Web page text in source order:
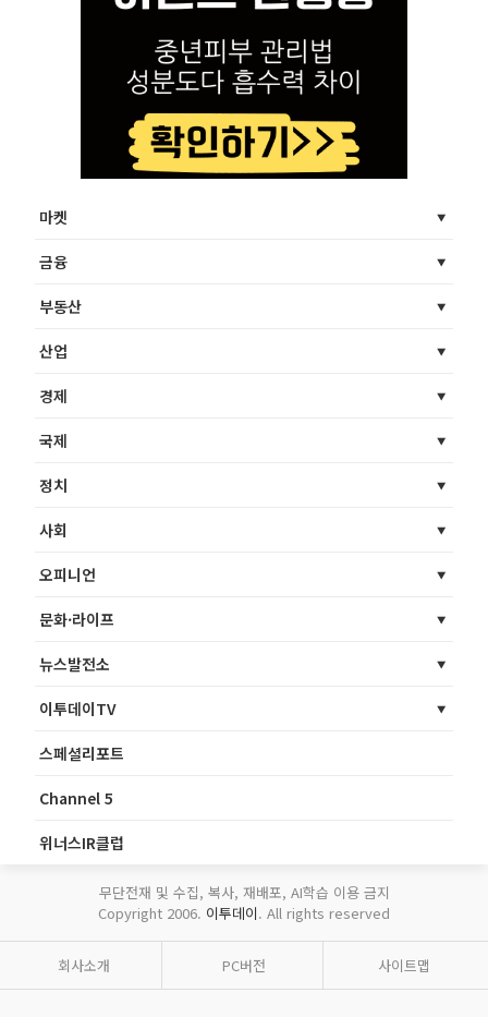
마켓
금융
부동산
산업
경제
국제
정치
사회
오피니언
문화·라이프
뉴스발전소
이투데이TV
스페셜리포트
Channel 5
위너스IR클럽
무단전재 및 수집, 복사, 재배포, AI학습 이용 금지
Copyright 2006. 이투데이. All rights reserved
회사소개 PC버전 사이트맵